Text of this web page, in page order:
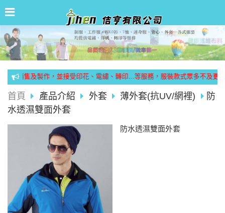
銷售及製作，並接受印花、電繡、轉印...等服務，服裝款式眾多不及更新
首頁 產品介紹 外套 薄外套(抗UV/網裡)
防
水透濕雙面外套
防水透濕雙面外套